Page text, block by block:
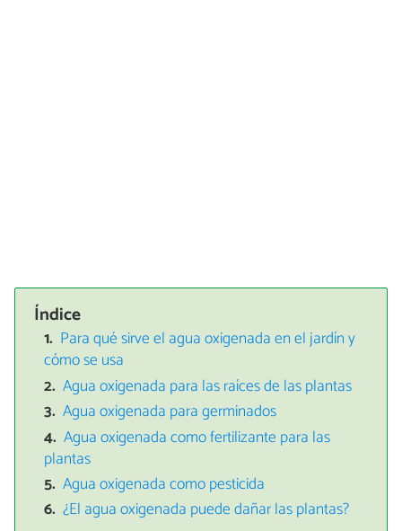
Índice
Para qué sirve el agua oxigenada en el jardín y
cómo se usa
Agua oxigenada para las raíces de las plantas
Agua oxigenada para germinados
Agua oxigenada como fertilizante para las
plantas
Agua oxigenada como pesticida
¿El agua oxigenada puede dañar las plantas?